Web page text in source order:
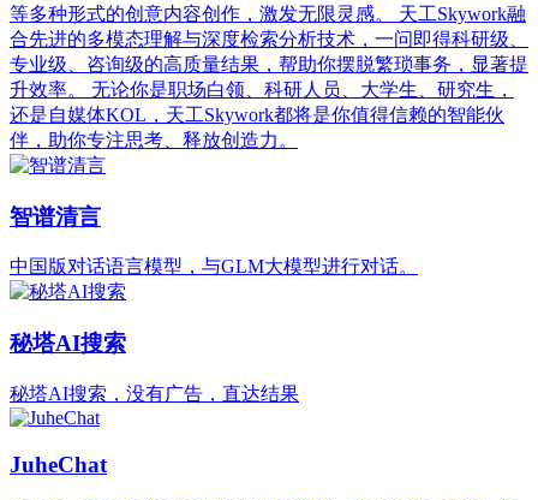
等多种形式的创意内容创作，激发无限灵感。 天工Skywork融
合先进的多模态理解与深度检索分析技术，一问即得科研级、
专业级、咨询级的高质量结果，帮助你摆脱繁琐事务，显著提
升效率。 无论你是职场白领、科研人员、大学生、研究生，
还是自媒体KOL，天工Skywork都将是你值得信赖的智能伙
伴，助你专注思考、释放创造力。
智谱清言
中国版对话语言模型，与GLM大模型进行对话。
秘塔AI搜索
秘塔AI搜索，没有广告，直达结果
JuheChat